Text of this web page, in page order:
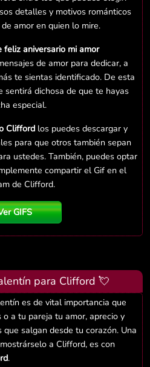
detalles y motivos románticos
amor en quien lo mire.
feliz aniversario mi amor
de amor para dedicar, a
te sientas identificado. De esta
sentirá dichosa de que te hayas
especial.
Clifford los puedes descargar y
para que otros también sepan
ustedes. También, puedes optar
compartir el Gif en el
de Clifford.
GIFS
para Clifford 💘
es de vital importancia que
a tu pareja tu amor, aprecio y
salgan desde tu corazón. Una
a Clifford, es con
.